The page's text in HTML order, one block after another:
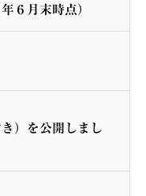
６月末時点）
）を公開しまし